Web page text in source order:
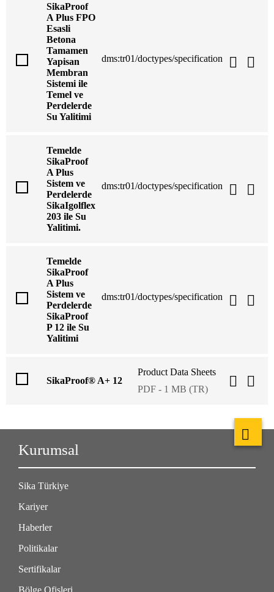
SikaProof
A Plus FPO
Esasli
Betona
Tamamen
Yapisan
Membran
Sistemi ile
Temel ve
Perdelerde
Su Yalitimi
dms:tr01/doctypes/specification
Temelde
SikaProof
A Plus
Sistem ve
Perdelerde
SikaIgolflex
203 ile Su
Yalitimi.
dms:tr01/doctypes/specification
Temelde
SikaProof
A Plus
Sistem ve
Perdelerde
SikaProof
P 12 ile Su
Yalitimi
dms:tr01/doctypes/specification
SikaProof® A+ 12
Product Data Sheets
PDF - 1 MB (TR)
Kurumsal
Sika Türkiye
Kariyer
Haberler
Politikalar
Sertifikalar
Bölge Ofisleri